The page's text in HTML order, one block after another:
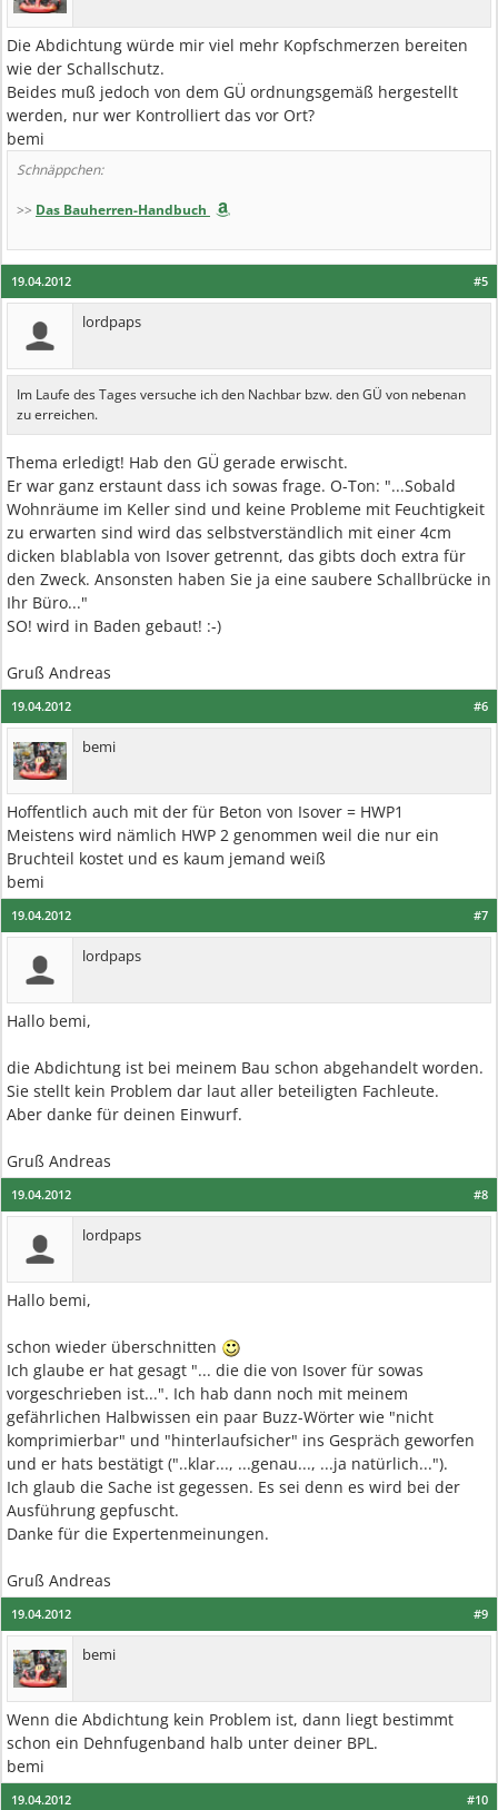
Die Abdichtung würde mir viel mehr Kopfschmerzen bereiten
wie der Schallschutz.
Beides muß jedoch von dem GÜ ordnungsgemäß hergestellt
werden, nur wer Kontrolliert das vor Ort?
bemi
Schnäppchen:
>> Das Bauherren-Handbuch
#5
19.04.2012
lordpaps
Im Laufe des Tages versuche ich den Nachbar bzw. den GÜ von nebenan
zu erreichen.
Thema erledigt! Hab den GÜ gerade erwischt.
Er war ganz erstaunt dass ich sowas frage. O-Ton: "...Sobald
Wohnräume im Keller sind und keine Probleme mit Feuchtigkeit
zu erwarten sind wird das selbstverständlich mit einer 4cm
dicken blablabla von Isover getrennt, das gibts doch extra für
den Zweck. Ansonsten haben Sie ja eine saubere Schallbrücke in
Ihr Büro..."
SO! wird in Baden gebaut! :-)
Gruß Andreas
#6
19.04.2012
bemi
Hoffentlich auch mit der für Beton von Isover = HWP1
Meistens wird nämlich HWP 2 genommen weil die nur ein
Bruchteil kostet und es kaum jemand weiß
bemi
#7
19.04.2012
lordpaps
Hallo bemi,
die Abdichtung ist bei meinem Bau schon abgehandelt worden.
Sie stellt kein Problem dar laut aller beteiligten Fachleute.
Aber danke für deinen Einwurf.
Gruß Andreas
#8
19.04.2012
lordpaps
Hallo bemi,
schon wieder überschnitten
Ich glaube er hat gesagt "... die die von Isover für sowas
vorgeschrieben ist...". Ich hab dann noch mit meinem
gefährlichen Halbwissen ein paar Buzz-Wörter wie "nicht
komprimierbar" und "hinterlaufsicher" ins Gespräch geworfen
und er hats bestätigt ("..klar..., ...genau..., ...ja natürlich...").
Ich glaub die Sache ist gegessen. Es sei denn es wird bei der
Ausführung gepfuscht.
Danke für die Expertenmeinungen.
Gruß Andreas
#9
19.04.2012
bemi
Wenn die Abdichtung kein Problem ist, dann liegt bestimmt
schon ein Dehnfugenband halb unter deiner BPL.
bemi
#10
19.04.2012